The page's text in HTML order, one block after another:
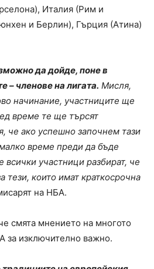
Италия (Рим и
и Берлин), Гърция (Атина)
да дойде, поне в
– членове на лигата. Мисля,
начинание, участниците ще
време те ще търсят
че ако успешно започнем тази
време преди да бъде
участници разбират, че
тези, които имат краткосрочна
на НБА.
смята мнението на многото
за изключително важно.